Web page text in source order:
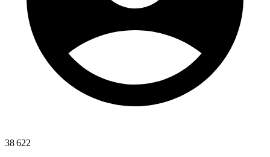
38 622